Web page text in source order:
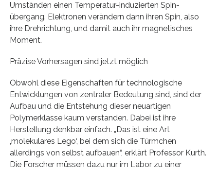
Umständen einen Temperatur-induzierten Spin-
übergang. Elektronen verändern dann ihren Spin, also
ihre Drehrichtung, und damit auch ihr magnetisches
Moment.
Präzise Vorhersagen sind jetzt möglich
Obwohl diese Eigenschaften für technologische
Entwicklungen von zentraler Bedeutung sind, sind der
Aufbau und die Entstehung dieser neuartigen
Polymerklasse kaum verstanden. Dabei ist ihre
Herstellung denkbar einfach. „Das ist eine Art
‚molekulares Lego‘, bei dem sich die Türmchen
allerdings von selbst aufbauen“, erklärt Professor Kurth.
Die Forscher müssen dazu nur im Labor zu einer